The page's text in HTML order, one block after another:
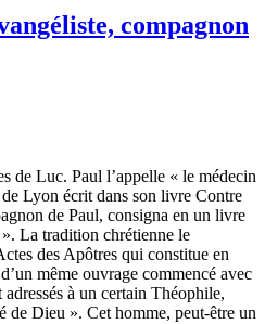
compagnon
de Luc. Paul l’appelle « le médecin
Lyon écrit dans son livre Contre
de Paul, consigna en un livre
La tradition chrétienne le
des Apôtres qui constitue en
même ouvrage commencé avec
à un certain Théophile,
de Dieu ». Cet homme, peut-être un